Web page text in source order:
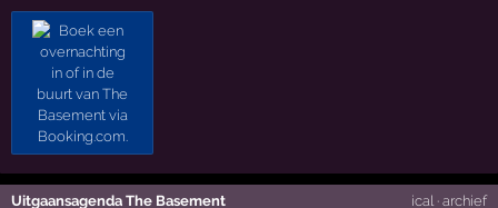
Uitgaansagenda The Basement ical· archief